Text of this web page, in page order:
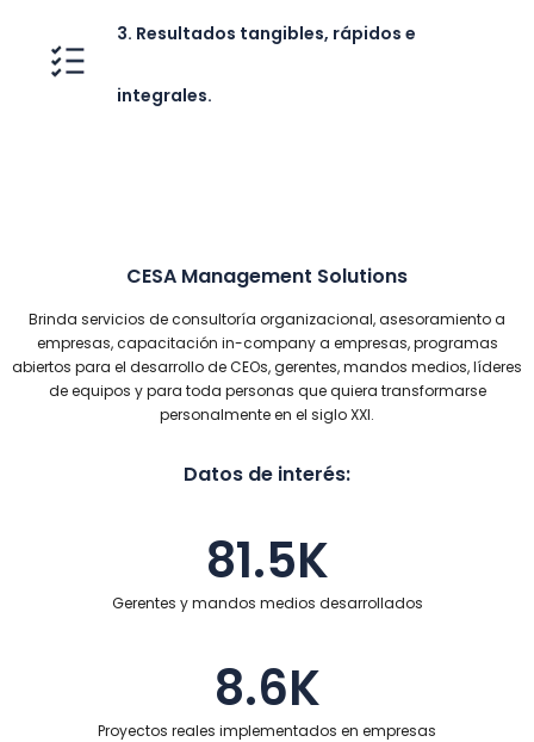
3. Resultados tangibles, rápidos e
integrales.
CESA Management Solutions
Brinda servicios de consultoría organizacional, asesoramiento a
empresas, capacitación in-company a empresas, programas
abiertos para el desarrollo de CEOs, gerentes, mandos medios, líderes
de equipos y para toda personas que quiera transformarse
personalmente en el siglo XXI.
Datos de interés:
81.5K
Gerentes y mandos medios desarrollados
8.6K
Proyectos reales implementados en empresas